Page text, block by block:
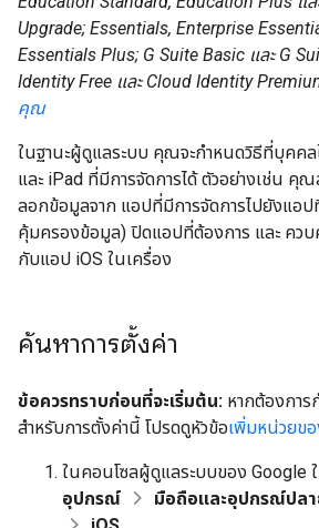
Upgrade; Essentials, Enterprise
Essentials Plus; G Suite Basic และ G
Identity Free และ Cloud Identity
คุณ
ในฐานะผู้ดูแลระบบ คุณจะกําหนดวิธีที่บุคค
และ iPad ที่มีการจัดการได้ ตัวอย่างเช่น คุ
ลอกข้อมูลจาก แอปที่มีการจัดการไปยังแอป
คุ้มครองข้อมูล) ปิดแอปที่ต้องการ และ คว
กับแอป iOS ในเครื่อง
ค้นหาการตั้งค่า
ข้อควรทราบก่อนที่จะเริ่มต้น: หากต้องกา
สำหรับการตั้งค่านี้ โปรดดูหัวข้อเพิ่มหน่วยข
ในคอนโซลผู้ดูแลระบบของ Google
อุปกรณ์
มือถือและอุปกรณ์ปล